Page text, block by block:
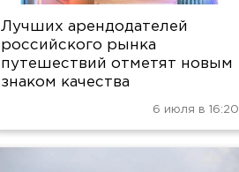
Лучших арендодателей
российского рынка
путешествий отметят новым
знаком качества
6 июля в 16:20